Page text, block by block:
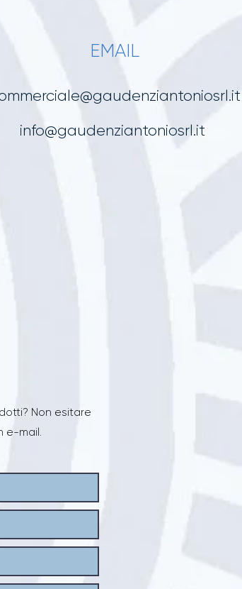
EMAIL
info@gaudenziantoniosrl.it
Non esitare
e-mail.